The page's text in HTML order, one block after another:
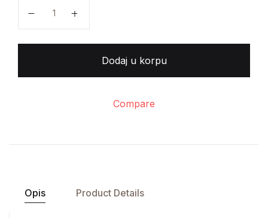
Dodaj u korpu
Compare
Opis Product Details